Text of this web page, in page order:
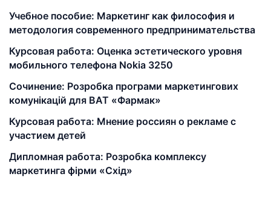
Учебное пособие: Маркетинг как философия и
методология современного предпринимательства
Курсовая работа: Оценка эстетического уровня
мобильного телефона Nokia 3250
Сочинение: Розробка програми маркетингових
комунікацій для ВАТ «Фармак»
Курсовая работа: Мнение россиян о рекламе с
участием детей
Дипломная работа: Розробка комплексу
маркетинга фірми «Схід»